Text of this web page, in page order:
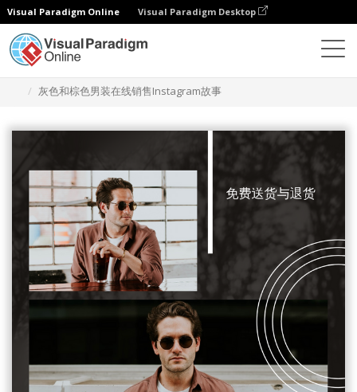
Visual Paradigm Online Visual Paradigm Desktop
灰色和棕色男装在线销售Instagram故事